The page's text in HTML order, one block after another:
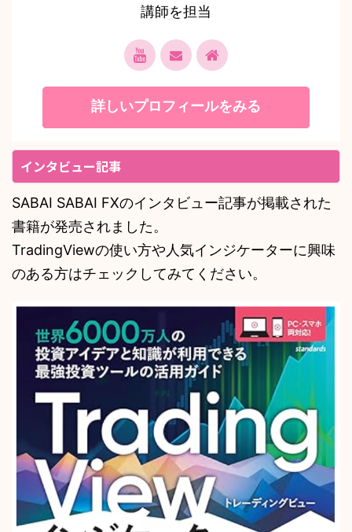
講師を担当
詳しいプロフィールをみる
インタビュー記事
SABAI SABAI FXのインタビュー記事が掲載された
書籍が発売されました。
TradingViewの使い方や人気インジケーターに興味
のある方はチェックしてみてください。